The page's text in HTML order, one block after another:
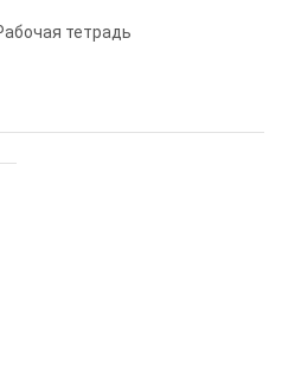
тетрадь